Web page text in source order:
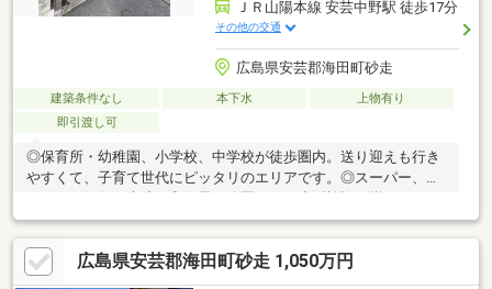
ＪＲ山陽本線 安芸中野駅 徒歩17分
その他の交通
広島県安芸郡海田町砂走
建築条件なし 本下水
上物有り
即引渡し可
◎保育所・幼稚園、小学校、中学校が徒歩圏内。送り迎えも行き
やすくて、子育て世代にピッタリのエリアです。◎スーパー、コ
す。
広島県安芸郡海田町砂走 1,050万円